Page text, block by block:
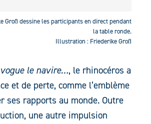
Groß dessine les participants en direct pendant
la table ronde.
Illustration : Friederike Groß
le navire…, le rhinocéros a
et de perte, comme l’emblème
ses rapports au monde. Outre
une autre impulsion